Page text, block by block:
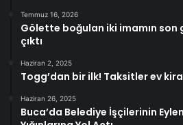
Temmuz 16, 2026
Gölette boğulan iki imamın
çıktı
Haziran 2, 2025
Togg’dan bir ilk! Taksitler ev
Haziran 26, 2025
Buca’da Belediye İşçilerinin